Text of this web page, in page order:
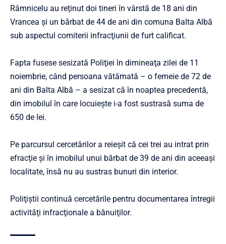
Râmnicelu au reţinut doi tineri în vârstă de 18 ani din
Vrancea şi un bărbat de 44 de ani din comuna Balta Albă
sub aspectul comiterii infracţiunii de furt calificat.
Fapta fusese sesizată Poliţiei în dimineaţa zilei de 11
noiembrie, când persoana vătămată – o femeie de 72 de
ani din Balta Albă – a sesizat că în noaptea precedentă,
din imobilul în care locuieşte i-a fost sustrasă suma de
650 de lei.
Pe parcursul cercetărilor a reieşit că cei trei au intrat prin
efracţie şi în imobilul unui bărbat de 39 de ani din aceeaşi
localitate, însă nu au sustras bunuri din interior.
Poliţiştii continuă cercetările pentru documentarea întregii
activităţi infracţionale a bănuiţilor.